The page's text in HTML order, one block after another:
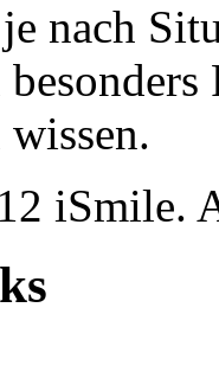
nach
wissen.
iSmile.